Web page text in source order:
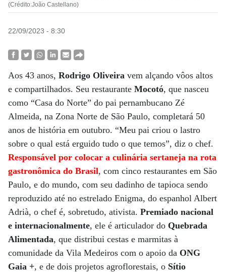
(Crédito:João Castellano)
22/09/2023 - 8:30
Aos 43 anos, Rodrigo Oliveira vem alçando vôos altos
e compartilhados. Seu restaurante Mocotó, que nasceu
como “Casa do Norte” do pai pernambucano Zé
Almeida, na Zona Norte de São Paulo, completará 50
anos de história em outubro. “Meu pai criou o lastro
sobre o qual está erguido tudo o que temos”, diz o chef.
Responsável por colocar a culinária sertaneja na rota
gastronômica do Brasil, com cinco restaurantes em São
Paulo, e do mundo, com seu dadinho de tapioca sendo
reproduzido até no estrelado Enigma, do espanhol Albert
Adrià, o chef é, sobretudo, ativista. Premiado nacional
e internacionalmente, ele é articulador do Quebrada
Alimentada, que distribui cestas e marmitas à
comunidade da Vila Medeiros com o apoio da ONG
Gaia +, e de dois projetos agroflorestais, o Sítio